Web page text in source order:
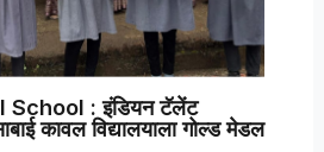
: इंडियन टॅलेंट
कावल विद्यालयाला गोल्ड मेडल